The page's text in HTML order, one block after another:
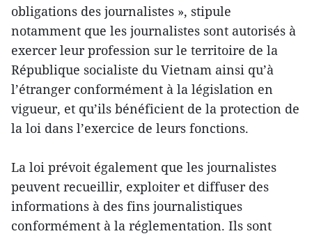
obligations des journalistes », stipule
notamment que les journalistes sont autorisés à
exercer leur profession sur le territoire de la
République socialiste du Vietnam ainsi qu’à
l’étranger conformément à la législation en
vigueur, et qu’ils bénéficient de la protection de
la loi dans l’exercice de leurs fonctions.
La loi prévoit également que les journalistes
peuvent recueillir, exploiter et diffuser des
informations à des fins journalistiques
conformément à la réglementation. Ils sont